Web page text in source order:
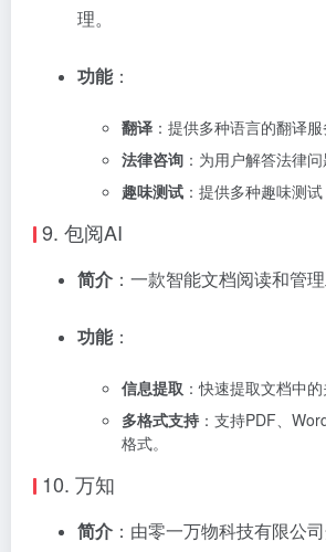
理。
功能：
翻译 ：提供多种语言的翻译服
法律咨询 ：为用户解答法律问
趣味测试 ：提供多种趣味测试
9. 包阅AI
简介 ：一款智能文档阅读和管理
功能：
信息提取 ：快速提取文档中的
多格式支持 ：支持PDF、
格式。
10. 万知
简介 ：由零一万物科技有限公